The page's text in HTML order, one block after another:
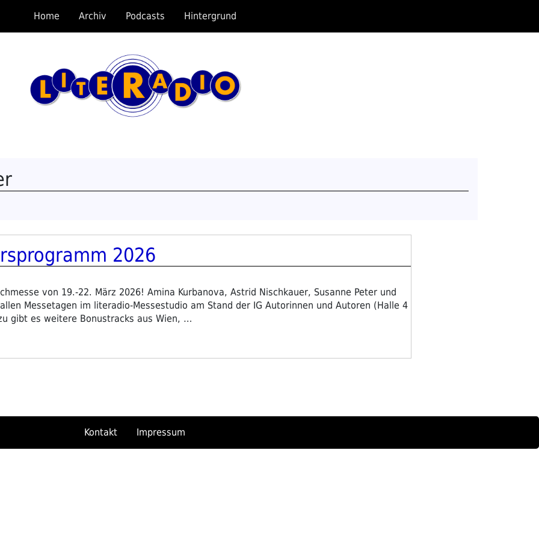
Home Archiv Podcasts Hintergrund
2026
von 19.-22. März 2026! Amina Kurbanova, Astrid Nischkauer, Susanne Peter und
Messetagen im literadio-Messestudio am Stand der IG Autorinnen und Autoren (Halle 4
gibt es weitere Bonustracks aus Wien, …
Kontakt Impressum